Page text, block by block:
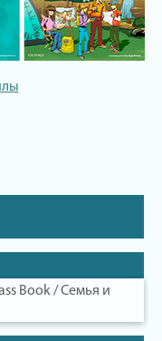
Book / Семья и